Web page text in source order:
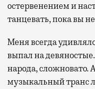
остервенением и
танцевать, пока вы
Меня всегда
выпал на
народа, сложновато.
музыкальный транс